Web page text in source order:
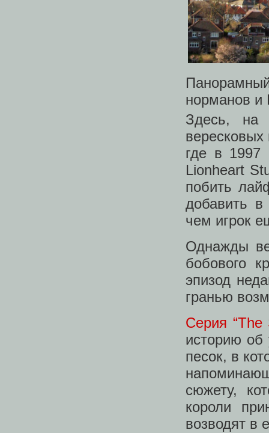
норманов и
Здесь, на
где в
Lionheart
побить
добавить
чем игрок
Однажды
бобового
эпизод
гранью
Серия “The
историю об
песок, в
сюжету,
короли
возводят в